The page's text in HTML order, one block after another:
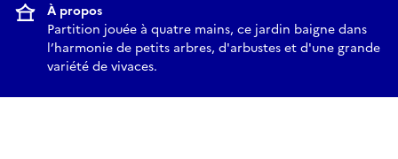
À propos
Partition jouée à quatre mains, ce jardin baigne dans
l’harmonie de petits arbres, d'arbustes et d'une grande
variété de vivaces.